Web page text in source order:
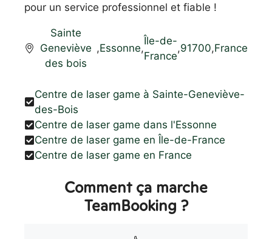
pour un service professionnel et fiable !
Sainte
Geneviève
des bois
,Essonne,
Île-de-
France
,91700,France
Centre de laser game à Sainte-Geneviève-
des-Bois
Centre de laser game dans l'Essonne
Centre de laser game en Île-de-France
Centre de laser game en France
Comment ça marche
TeamBooking ?